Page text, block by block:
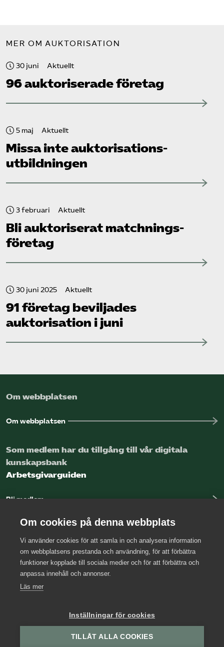
MER OM AUKTORISATION
30 juni Aktuellt
96 auktoriserade företag
5 maj Aktuellt
Missa inte auktorisations­
utbildningen
3 februari Aktuellt
Bli auktoriserat matchnings­
företag
30 juni 2025 Aktuellt
91 företag beviljades
auktorisation i juni
Om webbplatsen
Om webbplatsen
Som medlem har du tillgång till vår digitala
kunskapsbank
Arbetsgivarguiden
Bli medlem
Kontakta oss
Press
Om cookies på denna webbplats
Vi använder cookies för att samla in och analysera information
om webbplatsens prestanda och användning, för att förbättra
funktioner kopplade till sociala medier och för att förbättra och
anpassa innehåll och annonser.
Läs mer
Inställningar för cookies
TILLÅT ALLA COOKIES